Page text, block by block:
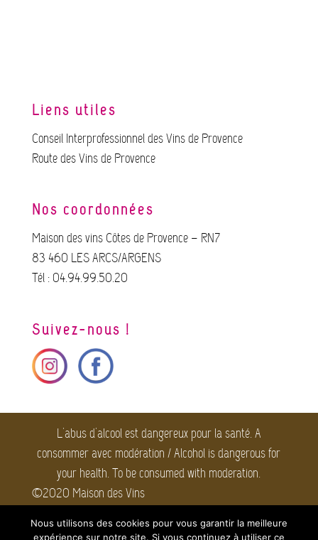
Liens utiles
Conseil Interprofessionnel des Vins de Provence
Route des Vins de Provence
Nos coordonnées
Maison des vins Côtes de Provence – RN7
83 460 LES ARCS/ARGENS
Tél : 04.94.99.50.20
Suivez-nous !
L'abus d'alcool est dangereux pour la santé. A
consommer avec modération / Alcohol is dangerous for
your health. To be consumed with moderation.
©2020 Maison des Vins
droits réservés. Mentions
Nous utilisons des cookies pour vous garantir la meilleure
expérience sur notre site. Si vous continuez à utiliser ce